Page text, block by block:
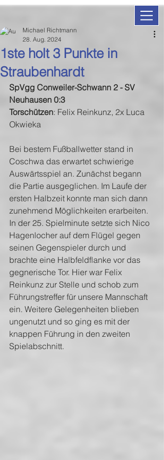
1ste holt 3 Punkte in
Straubenhardt
Michael Richtmann
28. Aug. 2024
SpVgg Conweiler-Schwann 2 - SV
Neuhausen 0:3
Torschützen: Felix Reinkunz, 2x Luca
Okwieka
Bei bestem Fußballwetter stand in
Coschwa das erwartet schwierige
Auswärtsspiel an. Zunächst begann
die Partie ausgeglichen. Im Laufe der
ersten Halbzeit konnte man sich dann
zunehmend Möglichkeiten erarbeiten.
In der 25. Spielminute setzte sich Nico
Hagenlocher auf dem Flügel gegen
seinen Gegenspieler durch und
brachte eine Halbfeldflanke vor das
gegnerische Tor. Hier war Felix
Reinkunz zur Stelle und schob zum
Führungstreffer für unsere Mannschaft
ein. Weitere Gelegenheiten blieben
ungenutzt und so ging es mit der
knappen Führung in den zweiten
Spielabschnitt.